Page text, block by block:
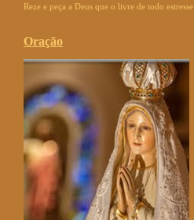
Reze e peça a Deus que o livre de todo estresse
Oração